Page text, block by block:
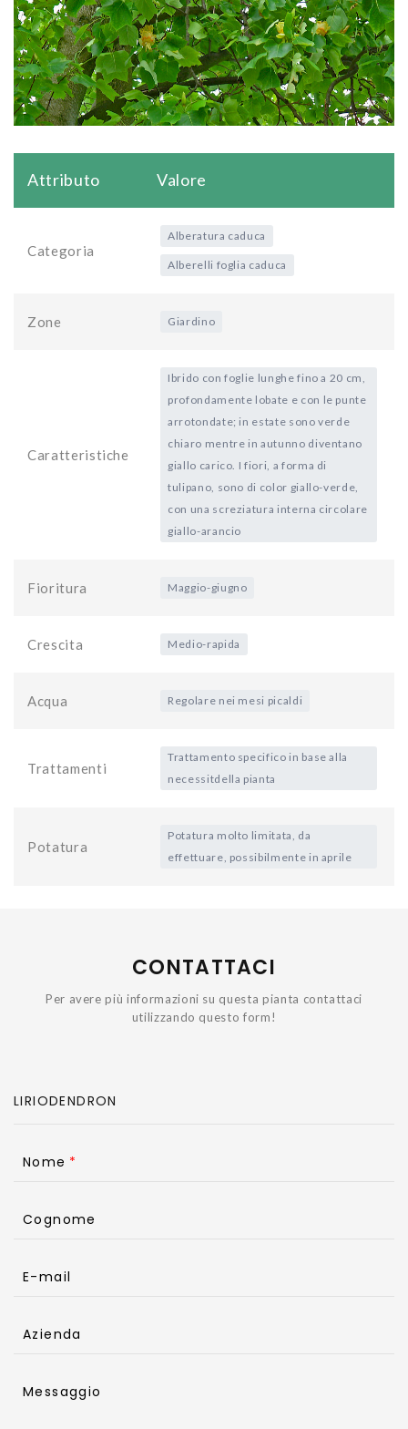
Attributo Valore
Categoria
Alberatura caduca
Alberelli foglia caduca
Zone Giardino
Caratteristiche
Ibrido con foglie lunghe fino a 20 cm,
profondamente lobate e con le punte
arrotondate; in estate sono verde
chiaro mentre in autunno diventano
giallo carico. I fiori, a forma di
tulipano, sono di color giallo-verde,
con una screziatura interna circolare
giallo-arancio
Fioritura Maggio-giugno
Crescita Medio-rapida
Acqua Regolare nei mesi picaldi
Trattamenti
Trattamento specifico in base alla
necessitdella pianta
Potatura
Potatura molto limitata, da
effettuare, possibilmente in aprile
CONTATTACI
Per avere più informazioni su questa pianta contattaci
utilizzando questo form!
Nome
Cognome
E-mail
Azienda
Messaggio